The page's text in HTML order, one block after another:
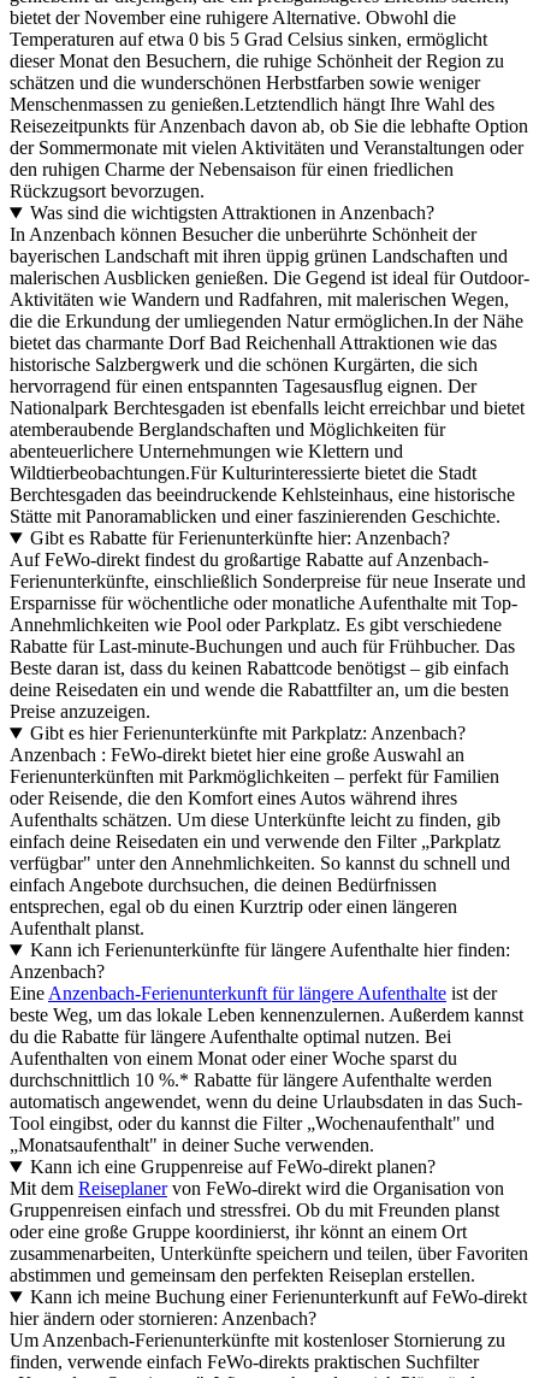
bietet der November eine ruhigere Alternative. Obwohl die
Temperaturen auf etwa 0 bis 5 Grad Celsius sinken, ermöglicht
dieser Monat den Besuchern, die ruhige Schönheit der Region zu
schätzen und die wunderschönen Herbstfarben sowie weniger
Menschenmassen zu genießen.Letztendlich hängt Ihre Wahl des
Reisezeitpunkts für Anzenbach davon ab, ob Sie die lebhafte Option
der Sommermonate mit vielen Aktivitäten und Veranstaltungen oder
den ruhigen Charme der Nebensaison für einen friedlichen
Rückzugsort bevorzugen.
Was sind die wichtigsten Attraktionen in Anzenbach?
In Anzenbach können Besucher die unberührte Schönheit der
bayerischen Landschaft mit ihren üppig grünen Landschaften und
malerischen Ausblicken genießen. Die Gegend ist ideal für Outdoor-
Aktivitäten wie Wandern und Radfahren, mit malerischen Wegen,
die die Erkundung der umliegenden Natur ermöglichen.In der Nähe
bietet das charmante Dorf Bad Reichenhall Attraktionen wie das
historische Salzbergwerk und die schönen Kurgärten, die sich
hervorragend für einen entspannten Tagesausflug eignen. Der
Nationalpark Berchtesgaden ist ebenfalls leicht erreichbar und bietet
atemberaubende Berglandschaften und Möglichkeiten für
abenteuerlichere Unternehmungen wie Klettern und
Wildtierbeobachtungen.Für Kulturinteressierte bietet die Stadt
Berchtesgaden das beeindruckende Kehlsteinhaus, eine historische
Stätte mit Panoramablicken und einer faszinierenden Geschichte.
Gibt es Rabatte für Ferienunterkünfte hier: Anzenbach?
Auf FeWo-direkt findest du großartige Rabatte auf Anzenbach-
Ferienunterkünfte, einschließlich Sonderpreise für neue Inserate und
Ersparnisse für wöchentliche oder monatliche Aufenthalte mit Top-
Annehmlichkeiten wie Pool oder Parkplatz. Es gibt verschiedene
Rabatte für Last-minute-Buchungen und auch für Frühbucher. Das
Beste daran ist, dass du keinen Rabattcode benötigst – gib einfach
deine Reisedaten ein und wende die Rabattfilter an, um die besten
Preise anzuzeigen.
Gibt es hier Ferienunterkünfte mit Parkplatz: Anzenbach?
Anzenbach : FeWo-direkt bietet hier eine große Auswahl an
Ferienunterkünften mit Parkmöglichkeiten – perfekt für Familien
oder Reisende, die den Komfort eines Autos während ihres
Aufenthalts schätzen. Um diese Unterkünfte leicht zu finden, gib
einfach deine Reisedaten ein und verwende den Filter „Parkplatz
verfügbar" unter den Annehmlichkeiten. So kannst du schnell und
einfach Angebote durchsuchen, die deinen Bedürfnissen
entsprechen, egal ob du einen Kurztrip oder einen längeren
Aufenthalt planst.
Kann ich Ferienunterkünfte für längere Aufenthalte hier finden:
Anzenbach?
Eine Anzenbach-Ferienunterkunft für längere Aufenthalte ist der
beste Weg, um das lokale Leben kennenzulernen. Außerdem kannst
du die Rabatte für längere Aufenthalte optimal nutzen. Bei
Aufenthalten von einem Monat oder einer Woche sparst du
durchschnittlich 10 %.* Rabatte für längere Aufenthalte werden
automatisch angewendet, wenn du deine Urlaubsdaten in das Such-
Tool eingibst, oder du kannst die Filter „Wochenaufenthalt" und
„Monatsaufenthalt" in deiner Suche verwenden.
Kann ich eine Gruppenreise auf FeWo-direkt planen?
Mit dem Reiseplanervon FeWo-direkt wird die Organisation von
Gruppenreisen einfach und stressfrei. Ob du mit Freunden planst
oder eine große Gruppe koordinierst, ihr könnt an einem Ort
zusammenarbeiten, Unterkünfte speichern und teilen, über Favoriten
abstimmen und gemeinsam den perfekten Reiseplan erstellen.
Kann ich meine Buchung einer Ferienunterkunft auf FeWo-direkt
hier ändern oder stornieren: Anzenbach?
Um Anzenbach-Ferienunterkünfte mit kostenloser Stornierung zu
finden, verwende einfach FeWo-direkts praktischen Suchfilter